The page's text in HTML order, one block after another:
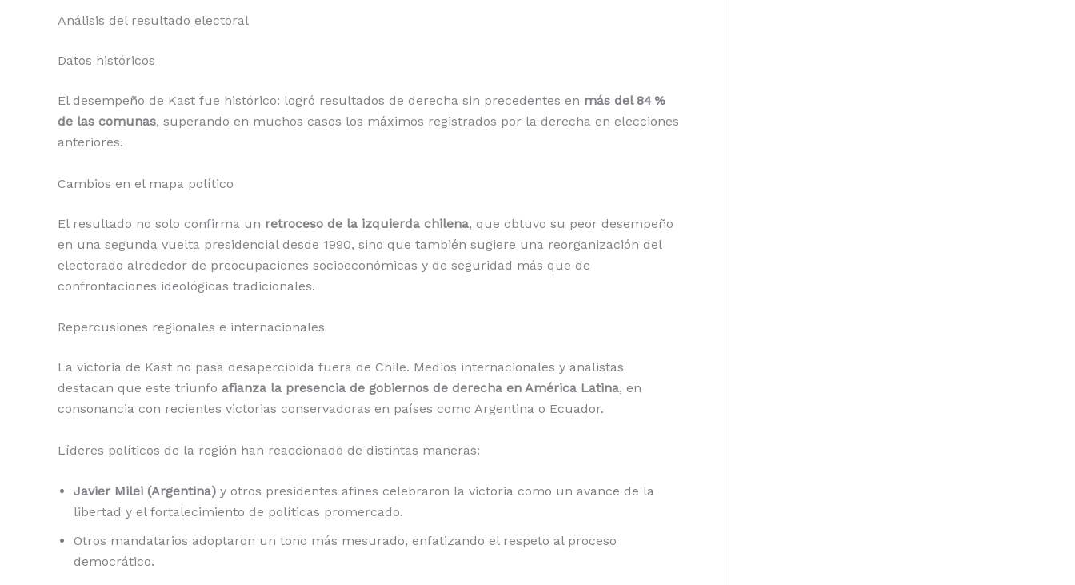
Análisis del resultado electoral
Datos históricos
El desempeño de Kast fue histórico: logró resultados de derecha sin precedentes en más del 84 %
de las comunas, superando en muchos casos los máximos registrados por la derecha en elecciones
anteriores.
Cambios en el mapa político
El resultado no solo confirma un retroceso de la izquierda chilena, que obtuvo su peor desempeño
en una segunda vuelta presidencial desde 1990, sino que también sugiere una reorganización del
electorado alrededor de preocupaciones socioeconómicas y de seguridad más que de
confrontaciones ideológicas tradicionales.
Repercusiones regionales e internacionales
La victoria de Kast no pasa desapercibida fuera de Chile. Medios internacionales y analistas
destacan que este triunfo afianza la presencia de gobiernos de derecha en América Latina, en
consonancia con recientes victorias conservadoras en países como Argentina o Ecuador.
Líderes políticos de la región han reaccionado de distintas maneras:
Javier Milei (Argentina) y otros presidentes afines celebraron la victoria como un avance de la
libertad y el fortalecimiento de políticas promercado.
Otros mandatarios adoptaron un tono más mesurado, enfatizando el respeto al proceso
democrático.